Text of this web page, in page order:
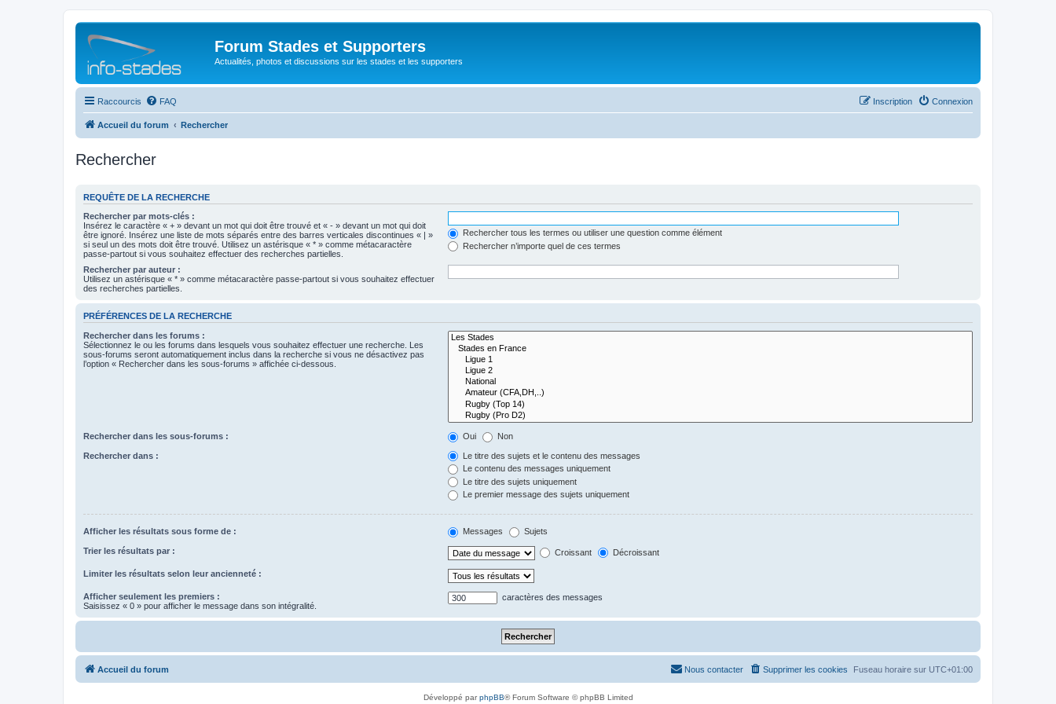
Forum Stades et Supporters
Actualités, photos et discussions sur les stades et les supporters
Raccourcis FAQ Connexion
Inscription
Accueil du forum Rechercher
Rechercher
REQUÊTE DE LA RECHERCHE
Rechercher par mots-clés :
Insérez le caractère « + » devant un mot qui doit être trouvé et « - » devant un mot qui doit
être ignoré. Insérez une liste de mots séparés entre des barres verticales discontinues « | »
si seul un des mots doit être trouvé. Utilisez un astérisque « * » comme métacaractère
passe-partout si vous souhaitez effectuer des recherches partielles.
Rechercher tous les termes ou utiliser une question comme élément
Rechercher n’importe quel de ces termes
Rechercher par auteur :
Utilisez un astérisque « * » comme métacaractère passe-partout si vous souhaitez effectuer
des recherches partielles.
PRÉFÉRENCES DE LA RECHERCHE
Rechercher dans les forums :
Sélectionnez le ou les forums dans lesquels vous souhaitez effectuer une recherche. Les
sous-forums seront automatiquement inclus dans la recherche si vous ne désactivez pas
l’option « Rechercher dans les sous-forums » affichée ci-dessous.
Rechercher dans les sous-forums : Oui Non
Rechercher dans :
Le titre des sujets et le contenu des messages
Le contenu des messages uniquement
Le titre des sujets uniquement
Le premier message des sujets uniquement
Afficher les résultats sous forme de : Messages Sujets
Trier les résultats par : Croissant Décroissant
Limiter les résultats selon leur ancienneté :
Afficher seulement les premiers :
Saisissez « 0 » pour afficher le message dans son intégralité.
caractères des messages
Accueil du forum Fuseau horaire sur UTC+01:00
Supprimer les cookies
Nous contacter
Développé parphpBB® Forum Software © phpBB Limited